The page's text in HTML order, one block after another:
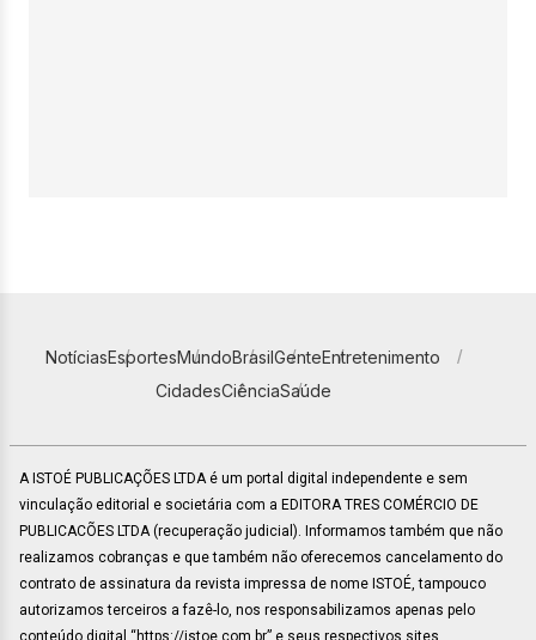
NotíciasEsportesMundoBrasilGenteEntretenimento
CidadesCiênciaSaúde
A ISTOÉ PUBLICAÇÕES LTDA é um portal digital independente e sem
vinculação editorial e societária com a EDITORA TRES COMÉRCIO DE
PUBLICACÕES LTDA (recuperação judicial). Informamos também que não
realizamos cobranças e que também não oferecemos cancelamento do
contrato de assinatura da revista impressa de nome ISTOÉ, tampouco
autorizamos terceiros a fazê-lo, nos responsabilizamos apenas pelo
conteúdo digital “https://istoe.com.br” e seus respectivos sites.